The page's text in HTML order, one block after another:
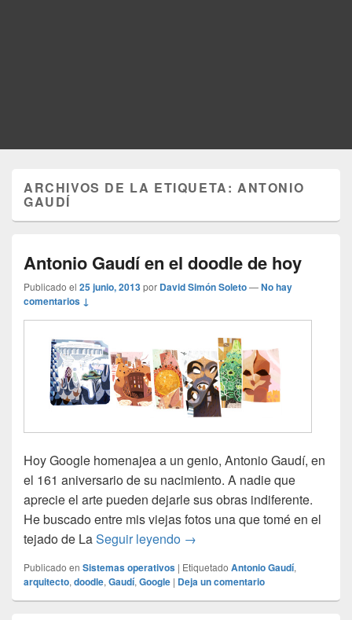
ARCHIVOS DE LA ETIQUETA:ANTONIO
GAUDÍ
Antonio Gaudí en el doodle de hoy
Publicado el 25 junio, 2013por David Simón Soleto—No hay
comentarios ↓
Hoy Google homenajea a un genio, Antonio Gaudí, en
el 161 aniversario de su nacimiento. A nadie que
aprecie el arte pueden dejarle sus obras indiferente.
He buscado entre mis viejas fotos una que tomé en el
tejado de LaSeguir leyendo Antonio Gaudí en el doodle
→
Publicado en Sistemas operativos | Etiquetado Antonio Gaudí,
arquitecto,doodle,Gaudí,Google | Deja un comentario